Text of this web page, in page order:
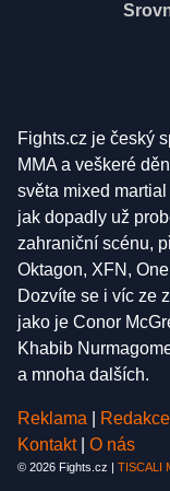
Fights.cz je český
MMA a veškeré
světa mixed
jak dopadly už
zahraniční scénu,
Oktagon, XFN,
Dozvíte se i víc ze
jako je Conor
Khabib
a mnoha dalších.
Reklama Redakce
Kontakt
O nás
© 2026 Fights.cz | TISCALI